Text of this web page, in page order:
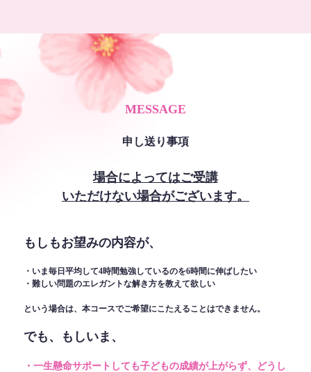
MESSAGE
申し送り事項
場合によってはご受講
いただけない場合がございます。
もしもお望みの内容が、
・いま毎日平均して4時間勉強しているのを6時間に伸ばしたい
・難しい問題のエレガントな解き方を教えて欲しい
という場合は、本コースでご希望にこたえることはできません。
でも、もしいま、
・一生懸命サポートしても子どもの成績が上がらず、どうし